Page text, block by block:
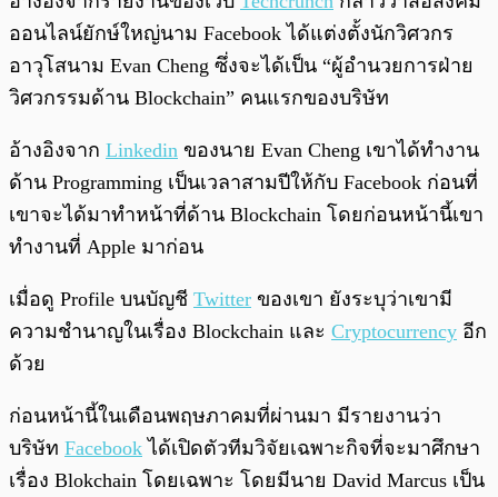
ออนไลน์ยักษ์ใหญ่นาม Facebook ได้แต่งตั้งนักวิศวกร
อาวุโสนาม Evan Cheng ซึ่งจะได้เป็น “ผู้อำนวยการฝ่าย
วิศวกรรมด้าน Blockchain” คนแรกของบริษัท
อ้างอิงจาก Linkedin ของนาย Evan Cheng เขาได้ทำงาน
ด้าน Programming เป็นเวลาสามปีให้กับ Facebook ก่อนที่
เขาจะได้มาทำหน้าที่ด้าน Blockchain โดยก่อนหน้านี้เขา
ทำงานที่ Apple มาก่อน
เมื่อดู Profile บนบัญชี Twitter ของเขา ยังระบุว่าเขามี
ความชำนาญในเรื่อง Blockchain และ Cryptocurrency อีก
ด้วย
ก่อนหน้านี้ในเดือนพฤษภาคมที่ผ่านมา มีรายงานว่า
บริษัท Facebook ได้เปิดตัวทีมวิจัยเฉพาะกิจที่จะมาศึกษา
เรื่อง Blokchain โดยเฉพาะ โดยมีนาย David Marcus เป็น